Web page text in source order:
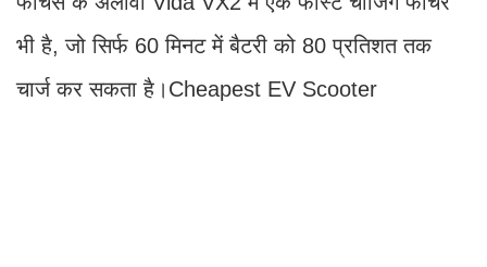
भी है, जो सिर्फ 60 मिनट में बैटरी को 80 प्रतिशत तक
चार्ज कर सकता है।Cheapest EV Scooter